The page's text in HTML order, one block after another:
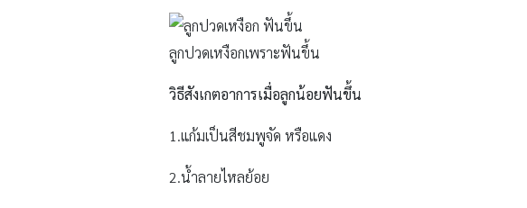
ลูกปวดเหงือกเพราะฟันขึ้น
วิธีสังเกตอาการเมื่อลูกน้อยฟันขึ้น
1.แก้มเป็นสีชมพูจัด หรือแดง
2.น้ำลายไหลย้อย